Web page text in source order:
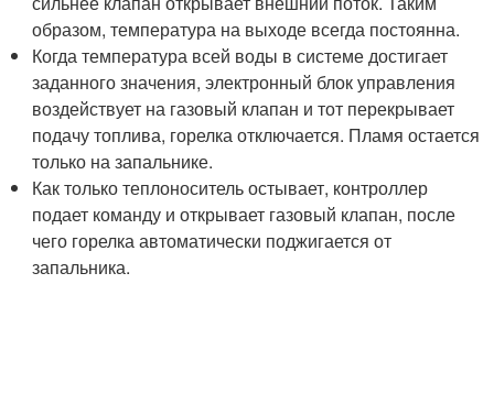
образом, температура на выходе всегда постоянна.
Когда температура всей воды в системе достигает
заданного значения, электронный блок управления
воздействует на газовый клапан и тот перекрывает
подачу топлива, горелка отключается. Пламя остается
только на запальнике.
Как только теплоноситель остывает, контроллер
подает команду и открывает газовый клапан, после
чего горелка автоматически поджигается от
запальника.